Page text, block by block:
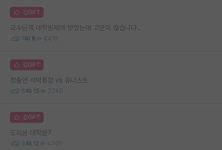
김GPT
교수님께 대학원제의 받았는데 고민이 많습니다..
1 8 6410
김GPT
정출연 석박통합 vs 유니스트
5 15 7740
김GPT
도피성 대학원?
3 12 4701